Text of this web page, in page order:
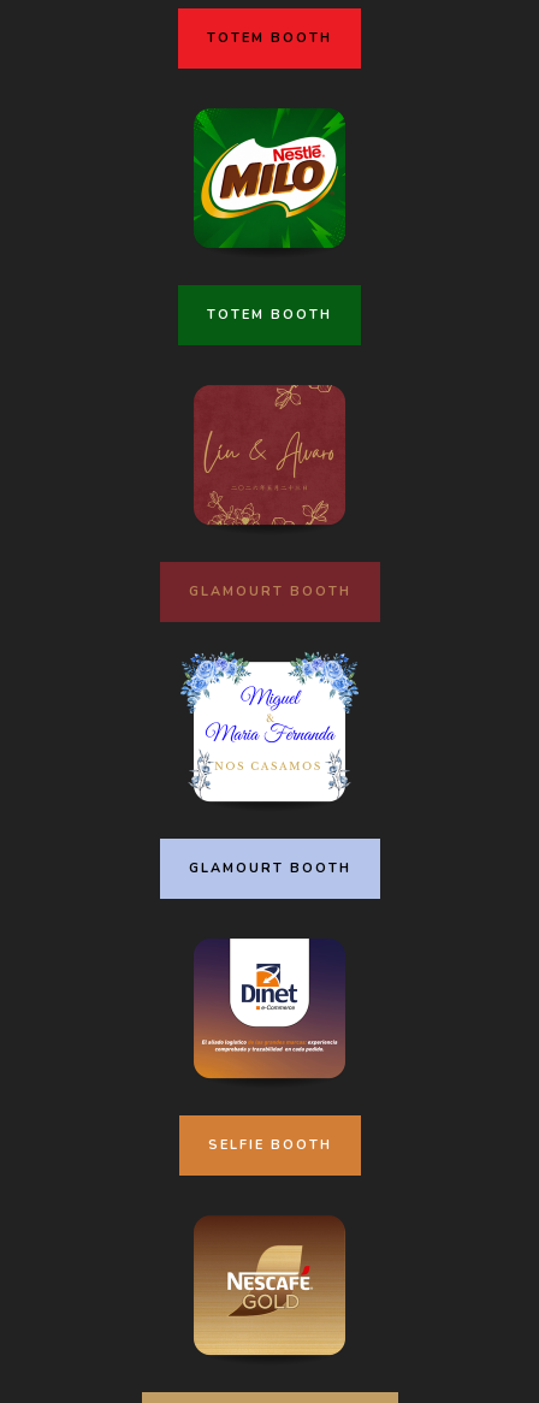
TOTEM BOOTH
TOTEM BOOTH
GLAMOURT BOOTH
GLAMOURT BOOTH
SELFIE BOOTH